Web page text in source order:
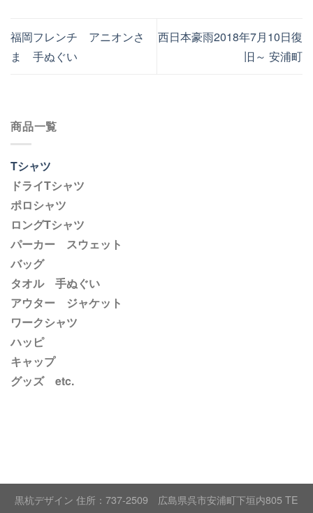
福岡フレンチ アニオンさ
ま 手ぬぐい
西日本豪雨2018年7月10日復
旧～ 安浦町
商品一覧
Tシャツ
ドライTシャツ
ポロシャツ
ロングTシャツ
パーカー スウェット
バッグ
タオル 手ぬぐい
アウター ジャケット
ワークシャツ
ハッピ
キャップ
グッズ etc.
黒杭デザイン 住所：737-2509 広島県呉市安浦町下垣内805 TE